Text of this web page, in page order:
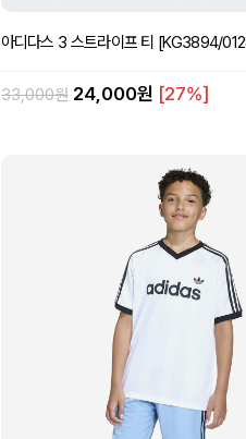
아디다스 3 스트라이프 티 [KG3894/
33,000원 24,000원 [27%]